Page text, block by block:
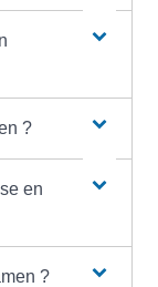
?
en
?